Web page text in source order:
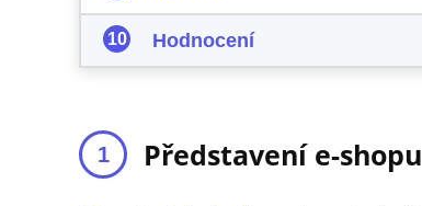
Hodnocení
Představení e-shopu